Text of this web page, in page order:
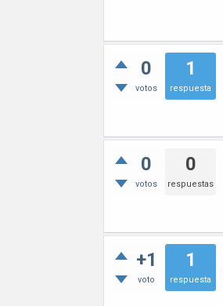
0
votos
1
respuesta
0
votos
0
respuestas
+1
voto
1
respuesta